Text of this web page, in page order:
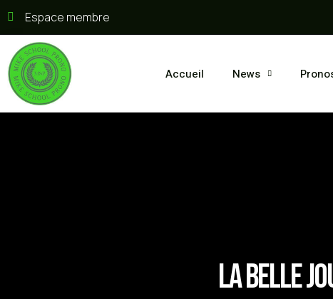
Espace membre
Accueil News
La belle